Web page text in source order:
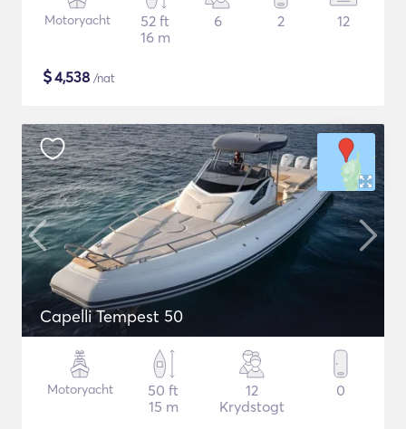
Motoryacht
52 ft
16 m
6 2 12
$4,538 /nat
Capelli Tempest 50
Motoryacht
50 ft
15 m
12
Krydstogt
0